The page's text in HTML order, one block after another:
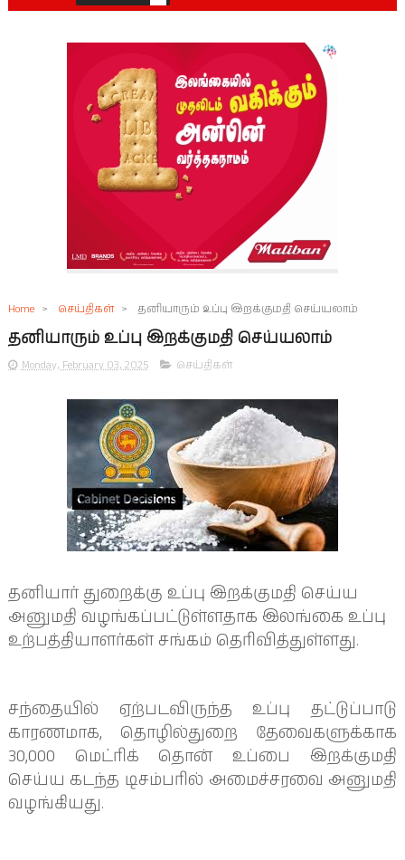
Home > செய்திகள் > தனியாரும் உப்பு இறக்குமதி செய்யலாம்
தனியாரும் உப்பு இறக்குமதி செய்யலாம்
Monday, February 03, 2025 செய்திகள்
தனியார் துறைக்கு உப்பு இறக்குமதி செய்ய
அனுமதி வழங்கப்பட்டுள்ளதாக இலங்கை உப்பு
உற்பத்தியாளர்கள் சங்கம் தெரிவித்துள்ளது.
சந்தையில் ஏற்படவிருந்த உப்பு தட்டுப்பாடு
காரணமாக, தொழில்துறை தேவைகளுக்காக
30,000 மெட்ரிக் தொன் உப்பை இறக்குமதி
செய்ய கடந்த டிசம்பரில் அமைச்சரவை அனுமதி
வழங்கியது.